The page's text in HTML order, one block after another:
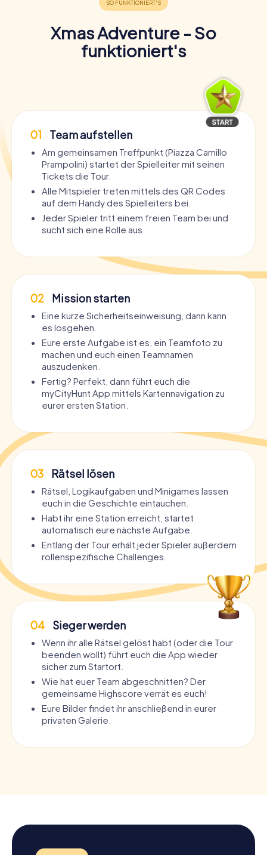
Xmas Adventure - So
funktioniert's
01 Team aufstellen
Am gemeinsamen Treffpunkt (Piazza Camillo
Prampolini) startet der Spielleiter mit seinen
Tickets die Tour.
Alle Mitspieler treten mittels des QR Codes
auf dem Handy des Spielleiters bei.
Jeder Spieler tritt einem freien Team bei und
sucht sich eine Rolle aus.
02 Mission starten
Eine kurze Sicherheitseinweisung, dann kann
es losgehen.
Eure erste Aufgabe ist es, ein Teamfoto zu
machen und euch einen Teamnamen
auszudenken.
Fertig? Perfekt, dann führt euch die
myCityHunt App mittels Kartennavigation zu
eurer ersten Station.
03 Rätsel lösen
Rätsel, Logikaufgaben und Minigames lassen
euch in die Geschichte eintauchen.
Habt ihr eine Station erreicht, startet
automatisch eure nächste Aufgabe.
Entlang der Tour erhält jeder Spieler außerdem
rollenspezifische Challenges.
04 Sieger werden
Wenn ihr alle Rätsel gelöst habt (oder die Tour
beenden wollt) führt euch die App wieder
sicher zum Startort.
Wie hat euer Team abgeschnitten? Der
gemeinsame Highscore verrät es euch!
Eure Bilder findet ihr anschließend in eurer
privaten Galerie.